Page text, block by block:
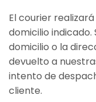
El courier
domicilio indicado.
domicilio o la
devuelto a
intento de
cliente.